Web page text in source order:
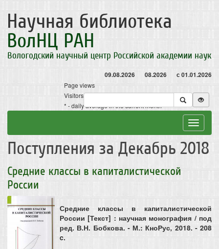
Научная библиотека
ВолНЦ РАН
Вологодский научный центр Российской академии наук
09.08.2026 08.2026 с 01.01.2026
Page views
Visitors
* - daily average in the current month
Toggle
Поступления за Декабрь 2018
Средние классы в капиталистической
России
Средние классы в капиталистической
России [Текст] : научная монография / под
ред. В.Н. Бобкова. - М.: КноРус, 2018. - 208
c.